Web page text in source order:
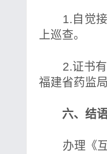
1.自觉接
上巡查。
2.证书有
福建省药监
六、结语
办理《互